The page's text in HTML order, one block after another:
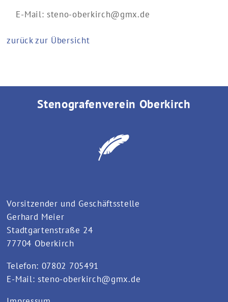
E-Mail: steno-oberkirch@gmx.de
zurück zur Übersicht
Stenografenverein Oberkirch
Vorsitzender und Geschäftsstelle
Gerhard Meier
Stadtgartenstraße 24
77704 Oberkirch
Telefon: 07802 705491
E-Mail: steno-oberkirch@gmx.de